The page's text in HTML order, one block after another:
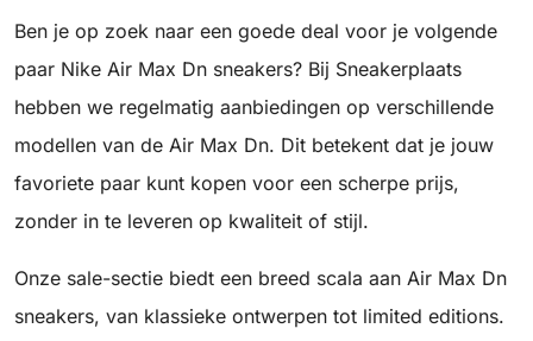
Ben je op zoek naar een goede deal voor je volgende
paar Nike Air Max Dn sneakers? Bij Sneakerplaats
hebben we regelmatig aanbiedingen op verschillende
modellen van de Air Max Dn. Dit betekent dat je jouw
favoriete paar kunt kopen voor een scherpe prijs,
zonder in te leveren op kwaliteit of stijl.
Onze sale-sectie biedt een breed scala aan Air Max Dn
sneakers, van klassieke ontwerpen tot limited editions.